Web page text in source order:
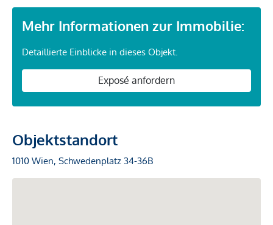
Mehr Informationen zur Immobilie:
Detaillierte Einblicke in dieses Objekt.
Exposé anfordern
Objektstandort
1010 Wien, Schwedenplatz 34-36B